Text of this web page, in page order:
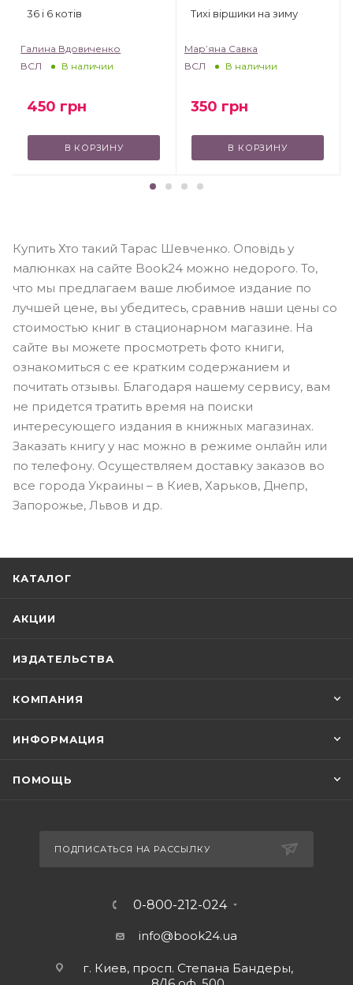
36 і 6 котів
Галина Вдовиченко
ВСЛ
В наличии
450 грн
В КОРЗИНУ
Тихі віршики на зиму
Мар’яна Савка
ВСЛ
В наличии
350 грн
В КОРЗИНУ
Купить Хто такий Тарас Шевченко. Оповідь у
малюнках на сайте Book24 можно недорого. То,
что мы предлагаем ваше любимое издание по
лучшей цене, вы убедитесь, сравнив наши цены со
стоимостью книг в стационарном магазине. На
сайте вы можете просмотреть фото книги,
ознакомиться с ее кратким содержанием и
почитать отзывы. Благодаря нашему сервису, вам
не придется тратить время на поиски
интересующего издания в книжных магазинах.
Заказать книгу у нас можно в режиме онлайн или
по телефону. Осуществляем доставку заказов во
все города Украины – в Киев, Харьков, Днепр,
Запорожье, Львов и др.
КАТАЛОГ
АКЦИИ
ИЗДАТЕЛЬСТВА
КОМПАНИЯ
ИНФОРМАЦИЯ
ПОМОЩЬ
ПОДПИСАТЬСЯ НА РАССЫЛКУ
0-800-212-024
info@book24.ua
г. Киев, просп. Степана Бандеры,